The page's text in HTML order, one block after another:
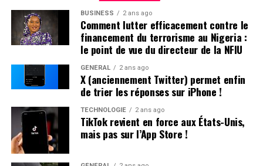
significativement l’électrification de leurs flottes
professionnelles dans un avenir proche.
les plus répandus en France plutôt qu’en hommage à
Victor Hugo », confie-t-il.
Une Enfance Entourée d’Autres « Hugo »
Dès son plus jeune âge, Hugo se retrouve entouré
d’autres enfants portant le même nom. Selon les
statistiques de l’Insee,7 694 garçons ont été
prénommés Hugo en 2000,faisant de ce prénom le
quatrième plus populaire cette année-là. À l’école
primaire,il côtoie plusieurs camarades appelés Thibault
BUSINESS 2 ans ago
Comment lutter efficacement contre le
financement du terrorisme au Nigeria :
le point de vue du directeur de la NFIU
GÉNÉRAL 2 ans ago
X (anciennement Twitter) permet enfin
de trier les réponses sur iPhone !
TECHNOLOGIE 2 ans ago
TikTok revient en force aux États-Unis,
mais pas sur l’App Store !